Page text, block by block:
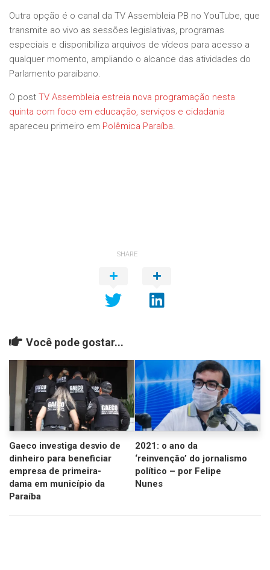
Outra opção é o canal da TV Assembleia PB no YouTube, que
transmite ao vivo as sessões legislativas, programas
especiais e disponibiliza arquivos de vídeos para acesso a
qualquer momento, ampliando o alcance das atividades do
Parlamento paraibano.
O post TV Assembleia estreia nova programação nesta
quinta com foco em educação, serviços e cidadania
apareceu primeiro em Polêmica Paraíba.
SHARE
Você pode gostar...
Gaeco investiga desvio de
dinheiro para beneficiar
empresa de primeira-
dama em município da
Paraíba
2021: o ano da
‘reinvenção’ do jornalismo
político – por Felipe
Nunes